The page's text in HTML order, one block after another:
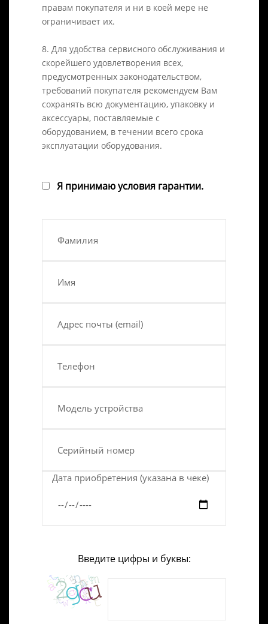
правам покупателя и ни в коей мере не
ограничивает их.
8. Для удобства сервисного обслуживания и
скорейшего удовлетворения всех,
предусмотренных законодательством,
требований покупателя рекомендуем Вам
сохранять всю документацию, упаковку и
аксессуары, поставляемые с
оборудованием, в течении всего срока
эксплуатации оборудования.
Я принимаю условия гарантии.
Дата приобретения (указана в чеке)
Введите цифры и буквы: